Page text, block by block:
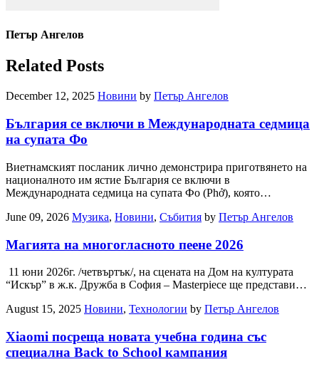
Петър Ангелов
Related Posts
December 12, 2025 Новини by Петър Ангелов
България се включи в Международната седмица
на супата Фо
Виетнамският посланик лично демонстрира приготвянето на
националното им ястие България се включи в
Международната седмица на супата Фо (Phở), която…
June 09, 2026 Музика, Новини, Събития by Петър Ангелов
Магията на многогласното пеене 2026
11 юни 2026г. /четвъртък/, на сцената на Дом на културата
“Искър” в ж.к. Дружба в София – Masterpiece ще представи…
August 15, 2025 Новини, Технологии by Петър Ангелов
Xiaomi посреща новата учебна година със
специална Back to School кампания